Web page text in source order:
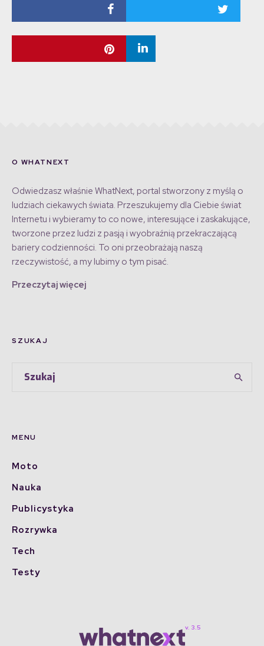
O WHATNEXT
Odwiedzasz właśnie WhatNext, portal stworzony z myślą o
ludziach ciekawych świata. Przeszukujemy dla Ciebie świat
Internetu i wybieramy to co nowe, interesujące i zaskakujące,
tworzone przez ludzi z pasją i wyobraźnią przekraczającą
bariery codzienności. To oni przeobrażają naszą
rzeczywistość, a my lubimy o tym pisać.
Przeczytaj więcej
SZUKAJ
MENU
Moto
Nauka
Publicystyka
Rozrywka
Tech
Testy